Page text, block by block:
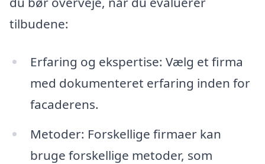
tilbudene:
Erfaring og ekspertise: Vælg et firma
med dokumenteret erfaring inden for
facaderens.
Metoder: Forskellige firmaer kan
bruge forskellige metoder, som